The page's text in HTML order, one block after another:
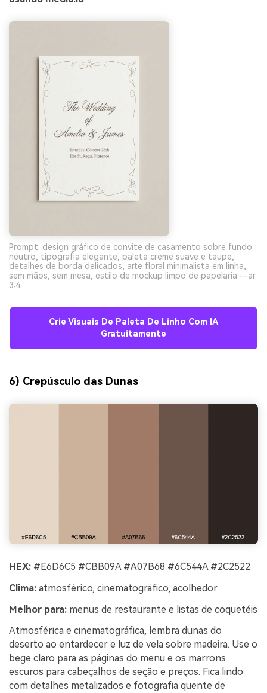
Prompt: design gráfico de convite de casamento sobre fundo
neutro, tipografia elegante, paleta creme suave e taupe,
detalhes de borda delicados, arte floral minimalista em linha,
sem mãos, sem mesa, estilo de mockup limpo de papelaria --ar
3:4
Crie Visuais De Paleta De Linho Com IA
Gratuitamente
6) Crepúsculo das Dunas
HEX: #E6D6C5 #CBB09A #A07B68 #6C544A #2C2522
Clima: atmosférico, cinematográfico, acolhedor
Melhor para: menus de restaurante e listas de coquetéis
Atmosférica e cinematográfica, lembra dunas do
deserto ao entardecer e luz de vela sobre madeira. Use o
bege claro para as páginas do menu e os marrons
escuros para cabeçalhos de seção e preços. Fica lindo
com detalhes metalizados e fotografia quente de